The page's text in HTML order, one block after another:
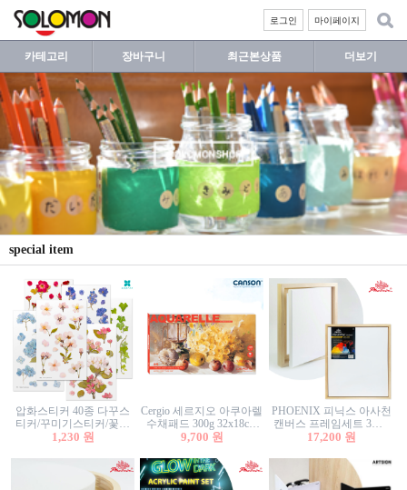
마이페이지
로그인
카테고리 장바구니 최근본상품 더보기
special item
압화스티커 40종 다꾸스
티커/꾸미기스티커/꽃스
티커/압화꽃책갈피/팬시
1,230 원
Cergio 세르지오 아쿠아렐
수채패드 300g 32x18cm
12매 1면제본
9,700 원
PHOENIX 피닉스 아사천
캔버스 프레임세트 3호F
27.3x22cm 캔버스와 올림
17,200 원